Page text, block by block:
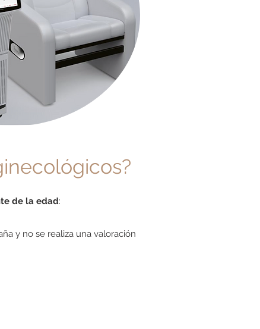
?
de la edad:
y no se realiza una valoración